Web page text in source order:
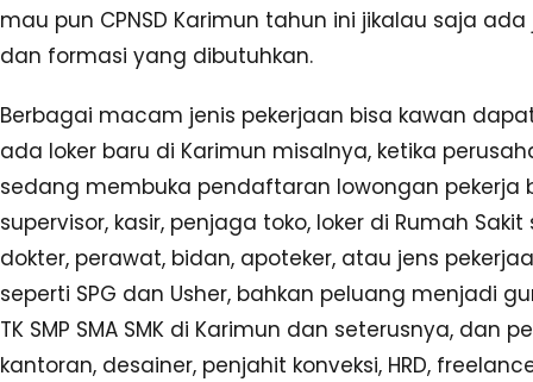
mau pun CPNSD Karimun tahun ini jikalau saja
dan formasi yang dibutuhkan.
Berbagai macam jenis pekerjaan bisa kawan
ada loker baru di Karimun misalnya, ketika
sedang membuka pendaftaran lowongan pekerja
supervisor, kasir, penjaga toko, loker di Rumah
dokter, perawat, bidan, apoteker, atau jens
seperti SPG dan Usher, bahkan peluang menjadi
TK SMP SMA SMK di Karimun dan seterusnya, dan
kantoran, desainer, penjahit konveksi, HRD,